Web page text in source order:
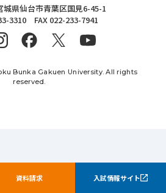
資料請求 入試情報サイト
学園大学
城県仙台市青葉区国見6-45-1
3310 FAX 022-233-7941
Bunka Gakuen University. All rights
reserved.